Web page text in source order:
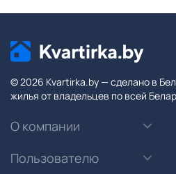
© 2026 Kvartirka.by — сделано в
жилья от владельцев по всей
О компании
Пользователю